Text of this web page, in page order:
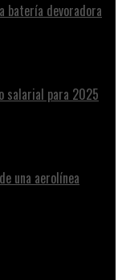
batería devoradora
salarial para 2025
una aerolínea